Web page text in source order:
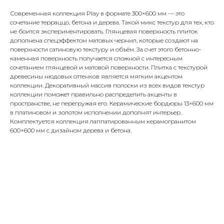
Современная коллекция Play в формате 300×600 мм — это
сочетание терраццо, бетона и дерева. Такой микс текстур для тех, кто
не боится экспериментировать. Глянцевая поверхность плиток
дополнена спецэффектом матовых чернил, которые создают на
поверхности сатиновую текстуру и объём. За счет этого бетонно-
каменная поверхность получается сложной с интересным
сочетанием глянцевой и матовой поверхности. Плитка с текстурой
древесины нюдовых оттенков является мягким акцентом
коллекции. Декоративный массив полоски из всех видов текстур
коллекции поможет правильно распределить акценты в
пространстве, не перегружая его. Керамические бордюры 13×600 мм
в платиновом и золотом исполнении дополнят интерьер.
Комплектуется коллекция лаппатированным керамогранитом
600×600 мм с дизайном дерева и бетона.